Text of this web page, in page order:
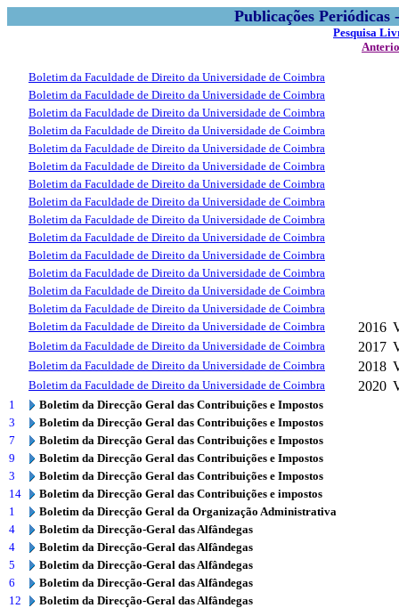
Publicações
Pesquisa
Boletim da Faculdade de Direito da Universidade de Coimbra
Boletim da Faculdade de Direito da Universidade de Coimbra
Boletim da Faculdade de Direito da Universidade de Coimbra
Boletim da Faculdade de Direito da Universidade de Coimbra
Boletim da Faculdade de Direito da Universidade de Coimbra
Boletim da Faculdade de Direito da Universidade de Coimbra
Boletim da Faculdade de Direito da Universidade de Coimbra
Boletim da Faculdade de Direito da Universidade de Coimbra
Boletim da Faculdade de Direito da Universidade de Coimbra
Boletim da Faculdade de Direito da Universidade de Coimbra
Boletim da Faculdade de Direito da Universidade de Coimbra
Boletim da Faculdade de Direito da Universidade de Coimbra
Boletim da Faculdade de Direito da Universidade de Coimbra
Boletim da Faculdade de Direito da Universidade de Coimbra
Boletim da Faculdade de Direito da Universidade de Coimbra
2016
Boletim da Faculdade de Direito da Universidade de Coimbra 2017
Boletim da Faculdade de Direito da Universidade de Coimbra 2018
Boletim da Faculdade de Direito da Universidade de Coimbra 2020
1
Boletim da Direcção Geral das Contribuições e Impostos
3
Boletim da Direcção Geral das Contribuições e Impostos
7
Boletim da Direcção Geral das Contribuições e Impostos
9
Boletim da Direcção Geral das Contribuições e Impostos
3
Boletim da Direcção Geral das Contribuições e Impostos
14
Boletim da Direcção Geral das Contribuições e impostos
1
Boletim da Direcção Geral da Organização Administrativa
4
Boletim da Direcção-Geral das Alfândegas
4
Boletim da Direcção-Geral das Alfândegas
5
Boletim da Direcção-Geral das Alfândegas
6
Boletim da Direcção-Geral das Alfândegas
12
Boletim da Direcção-Geral das Alfândegas